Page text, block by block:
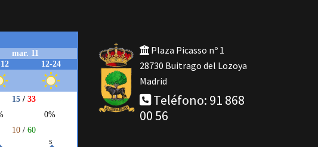
Plaza Picasso nº 1
28730 Buitrago del Lozoya
Madrid
Teléfono: 91 868
00 56